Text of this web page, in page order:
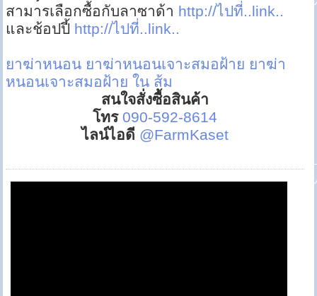
สามารเลือกซื้อกับลาซาด้า http://ไปที่..link..
และช้อปปี้ http://ไปที่..link..
ยาฆ่าหนอน ยาฆ่าหนอนเจาะสมอฝ้าย ยาฆ่า
หนอนเจาะสมอฝ้าย ใน ส้ม
สนใจสั่งซื้อสินค้า
โทร 090-592-8614
ไลน์ไอดี @FarmKaset